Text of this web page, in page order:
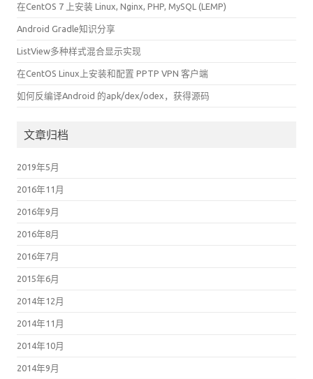
在CentOS 7 上安装 Linux, Nginx, PHP, MySQL (LEMP)
Android Gradle知识分享
ListView多种样式混合显示实现
在CentOS Linux上安装和配置 PPTP VPN 客户端
如何反编译Android 的apk/dex/odex，获得源码
文章归档
2019年5月
2016年11月
2016年9月
2016年8月
2016年7月
2015年6月
2014年12月
2014年11月
2014年10月
2014年9月